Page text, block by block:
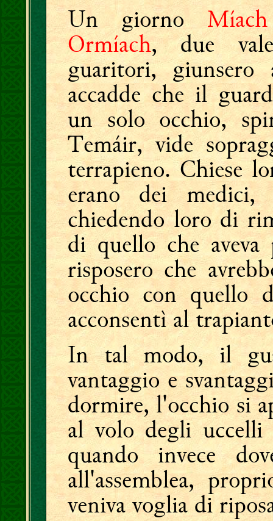
Un giornoMíach
Ormíach, due
guaritori,
accadde che il
un solo occhio,
Temáir, vide
terrapieno. Chiese
erano dei
chiedendo loro di
di quello che
risposero che
occhio con quello
acconsentì al
In tal modo, il
vantaggio e
dormire, l'occhio si
al volo degli
quando invece
all'assemblea,
veniva voglia di